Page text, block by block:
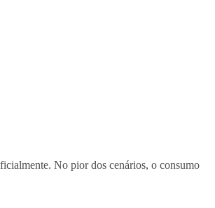
No pior dos cenários, o consumo